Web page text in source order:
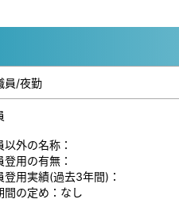
員/夜勤
以外の名称：
登用の有無：
登用実績(過去3年間)：
間の定め：なし